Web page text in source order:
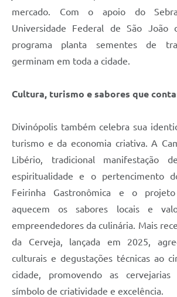
mercado. Com o apoio do
Universidade Federal de São João
programa planta sementes de
germinam em toda a cidade.
Cultura, turismo e sabores que
Divinópolis também celebra sua
turismo e da economia criativa. A
Libério, tradicional manifestação
espiritualidade e o pertencimento
Feirinha Gastronômica e o
aquecem os sabores locais e
empreendedores da culinária. Mais
da Cerveja, lançada em 2025,
culturais e degustações técnicas ao
cidade, promovendo as cervejarias
símbolo de criatividade e excelência.